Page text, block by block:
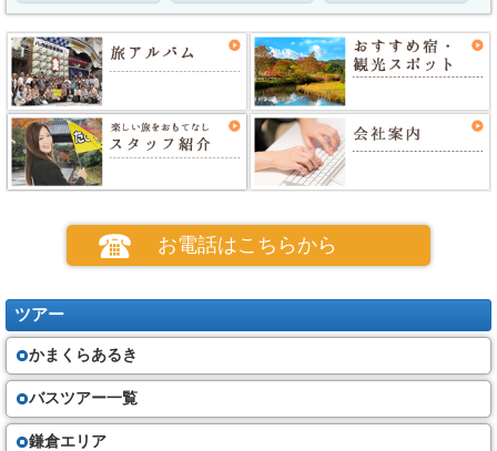
お電話はこちらから
ツアー
かまくらあるき
バスツアー一覧
鎌倉エリア